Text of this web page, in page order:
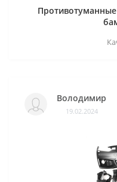
Володимир
19.02.2024